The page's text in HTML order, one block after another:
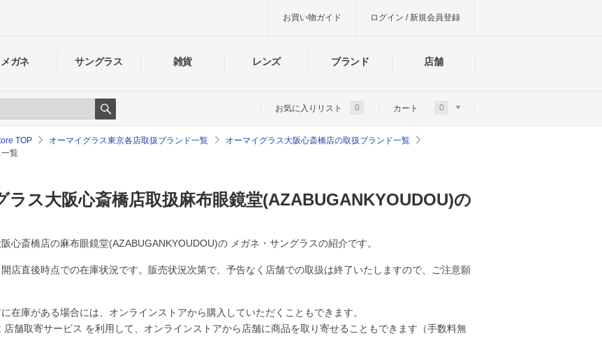
メガネ サングラス 雑貨 レンズ ブランド 店舗
お買い物ガイド ログイン / 新規会員登録
Search
お気に入りリスト 0 カート 0
TOP オーマイグラス東京各店取扱ブランド一覧
オーマイグラス大阪心斎橋店の取扱ブランド一覧
覧
ラス大阪心斎橋店取扱麻布眼鏡堂(AZABUGANKYOUDOU)の
心斎橋店の麻布眼鏡堂(AZABUGANKYOUDOU)の メガネ・サングラスの紹介です。
店直後時点での在庫状況です。販売状況次第で、予告なく店舗での取扱は終了いたしますので、ご注意願
在庫がある場合には、オンラインストアから購入していただくこともできます。
店舗取寄サービス を利用して、オンラインストアから店舗に商品を取り寄せることもできます（手数料無